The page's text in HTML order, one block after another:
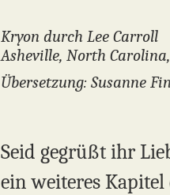
Kryon durch Lee Carroll
Asheville, North Carolina,
Übersetzung: Susanne
Seid gegrüßt ihr
ein weiteres Kapitel